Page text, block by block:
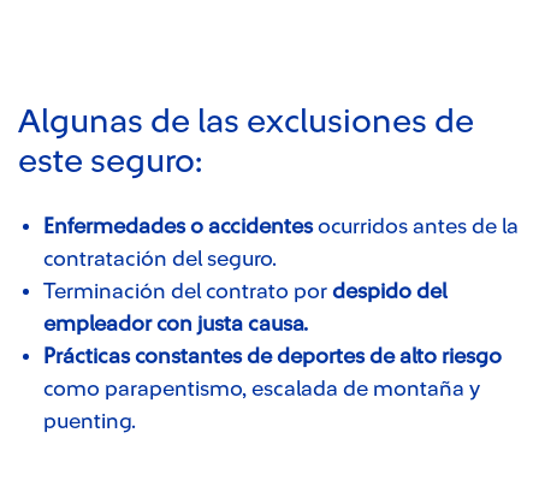
Algunas de las exclusiones de
este seguro:
Enfermedades o accidentesocurridos antes de la
contratación del seguro.
Terminación del contrato por despido del
empleador con justa causa.
Prácticas constantes de deportes de alto riesgo
como parapentismo, escalada de montaña y
puenting.​​